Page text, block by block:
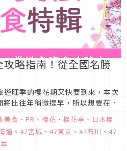
略指南！從全國名勝
旺季的櫻花期又快要到來，本次
比往年稍微提早，所以想要在春
功課已經準備好了嗎？春天的日
。走進古城、神社與摩天大樓交
嚐只有當地才吃得到的特色美食—
美食 、 PR 、 櫻花 、 櫻花季 、 日本櫻
道 、 47宮城 、 47東京 、 47石川 、 47